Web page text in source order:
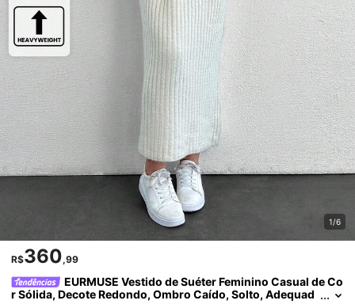
1/6
R$360,99
EURMUSE Vestido de Suéter Feminino Casual de Co
r Sólida, Decote Redondo, Ombro Caído, Solto, Adequad